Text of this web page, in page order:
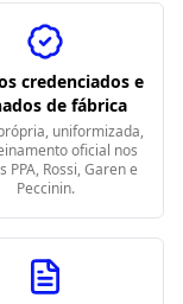
credenciados e
de fábrica
uniformizada,
oficial nos
PPA, Rossi, Garen e
Peccinin.